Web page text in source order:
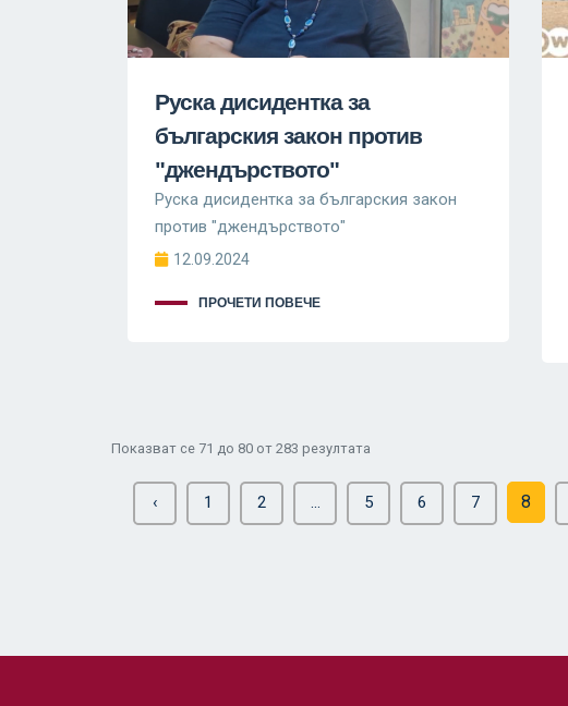
Руска дисидентка за
българския закон против
"джендърството"
Руска дисидентка за българския закон
против "джендърството"
12.09.2024
ПРОЧЕТИ ПОВЕЧЕ
Показват се 71 до 80 от 283 резултата
‹ 1 2 ... 5 6 7 8